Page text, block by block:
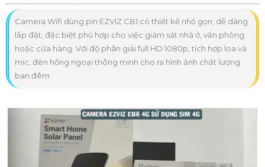
Camera Wifi dùng pin EZVIZ CB1 có thiết kế nhỏ gọn, dễ dàng
lắp đặt, đặc biệt phù hợp cho việc giám sát nhà ở, văn phòng
hoặc cửa hàng. Với độ phân giải full HD 1080p, tích hợp loa và
mic, đèn hồng ngoại thông minh cho ra hình ảnh chất lượng
ban đêm